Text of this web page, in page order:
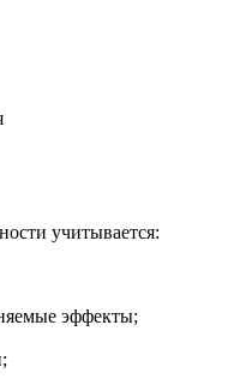
учитывается:
эффекты;